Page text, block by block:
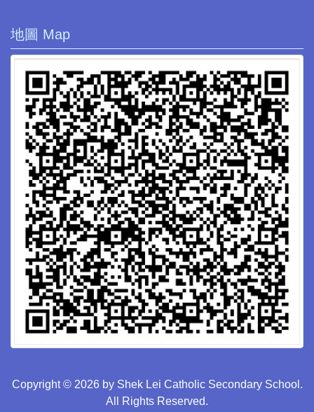
地圖 Map
Copyright © 2026 by Shek Lei Catholic Secondary School.
All Rights Reserved.